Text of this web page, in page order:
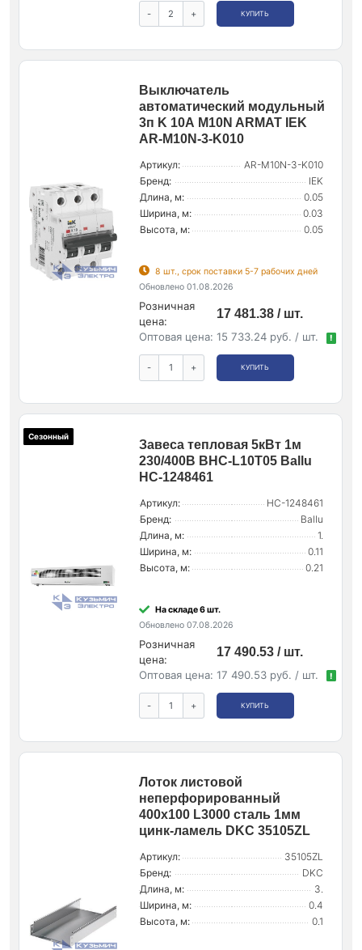
- + КУПИТЬ
Выключатель
автоматический модульный
3п K 10А M10N ARMAT IEK
AR-M10N-3-K010
Артикул:
AR-M10N-3-K010
Бренд:
IEK
Длина, м:
0.05
Ширина, м:
0.03
Высота, м:
0.05
8 шт., срок поставки 5-7 рабочих дней
Обновлено 01.08.2026
Розничная
цена:
17 481.38 / шт.
Оптовая цена: 15 733.24 руб. / шт. !
- + КУПИТЬ
Сезонный
Завеса тепловая 5кВт 1м
230/400В BHC-L10T05 Ballu
НС-1248461
Артикул:
НС-1248461
Бренд:
Ballu
Длина, м:
1.
Ширина, м:
0.11
Высота, м:
0.21
На складе 6 шт.
Обновлено 07.08.2026
Розничная
цена:
17 490.53 / шт.
Оптовая цена: 17 490.53 руб. / шт. !
- + КУПИТЬ
Лоток листовой
неперфорированный
400х100 L3000 сталь 1мм
цинк-ламель DKC 35105ZL
Артикул:
35105ZL
Бренд:
DKC
Длина, м:
3.
Ширина, м:
0.4
Высота, м:
0.1